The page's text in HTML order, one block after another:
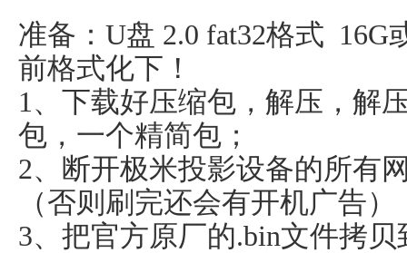
准备：U盘 2.0 fat32格式
前格式化下！
1、下载好压缩包，解压，解
包，一个精简包；
2、断开极米投影设备的所有
（否则刷完还会有开机广告）
3、把官方原厂的.bin文件拷